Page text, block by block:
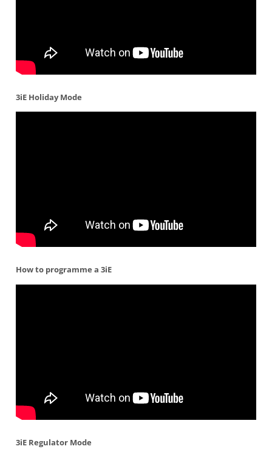
3iE Holiday Mode
How to programme a 3iE
3iE Regulator Mode